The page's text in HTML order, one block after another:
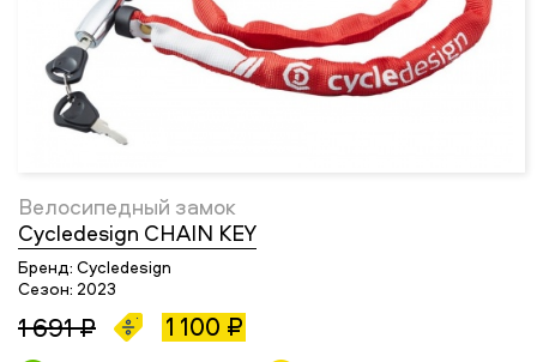
Велосипедный замок
Cycledesign CHAIN KEY
Бренд: Cycledesign
Сезон: 2023
1 691 ₽ 1 100 ₽